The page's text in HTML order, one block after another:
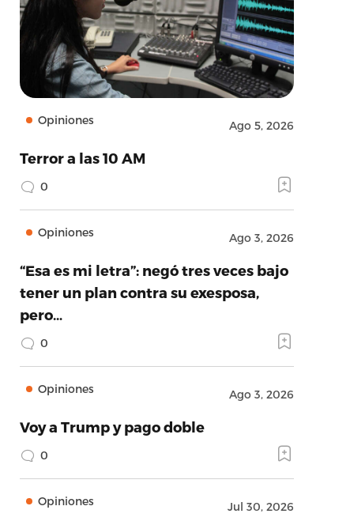
Opiniones Ago 5, 2026
Terror a las 10 AM
0
Opiniones Ago 3, 2026
“Esa es mi letra”: negó tres veces bajo
tener un plan contra su exesposa,
pero…
0
Opiniones Ago 3, 2026
Voy a Trump y pago doble
0
Opiniones Jul 30, 2026